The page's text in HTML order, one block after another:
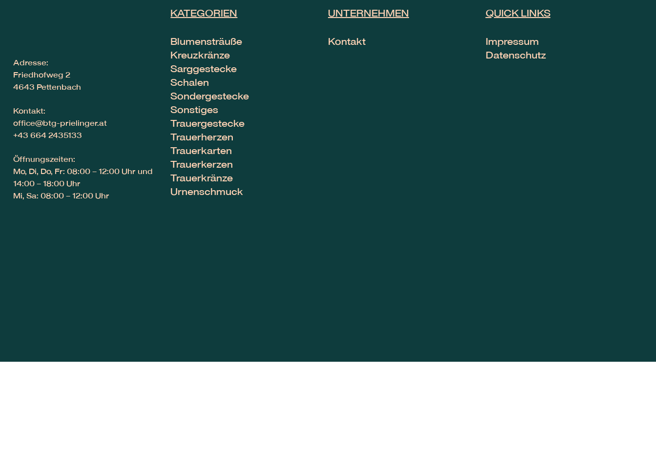
Adresse:
Friedhofweg 2
4643 Pettenbach
Kontakt:
office@btg-prielinger.at
+43 664 2435133
Öffnungszeiten:
Mo, Di, Do, Fr: 08:00 – 12:00 Uhr und
14:00 – 18:00 Uhr
Mi, Sa: 08:00 – 12:00 Uhr
KATEGORIEN
Blumensträuße
Kreuzkränze
Sarggestecke
Schalen
Sondergestecke
Sonstiges
Trauergestecke
Trauerherzen
Trauerkarten
Trauerkerzen
Trauerkränze
Urnenschmuck
UNTERNEHMEN
Kontakt
QUICK LINKS
Impressum
Datenschutz